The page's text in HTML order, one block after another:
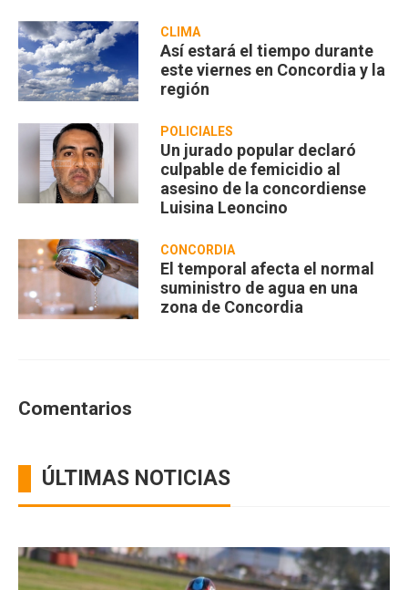
CLIMA
Así estará el tiempo durante
este viernes en Concordia y la
región
POLICIALES
Un jurado popular declaró
culpable de femicidio al
asesino de la concordiense
Luisina Leoncino
CONCORDIA
El temporal afecta el normal
suministro de agua en una
zona de Concordia
Comentarios
ÚLTIMAS NOTICIAS